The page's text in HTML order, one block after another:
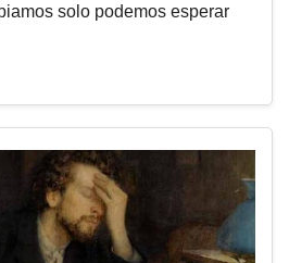
solo podemos esperar